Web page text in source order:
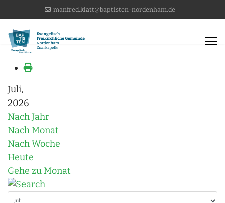
manfred.klatt@baptisten-nordenham.de
Juli,
2026
Nach Jahr
Nach Monat
Nach Woche
Heute
Gehe zu Monat